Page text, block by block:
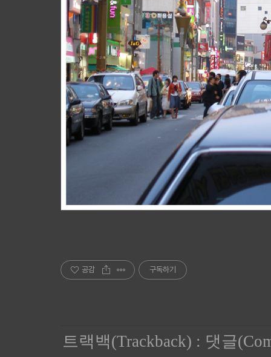
공감 구독하기
트랙백(Trackback) : 댓글